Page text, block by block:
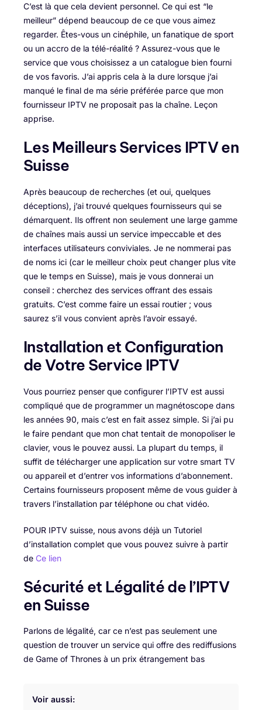
C’est là que cela devient personnel. Ce qui est “le
meilleur” dépend beaucoup de ce que vous aimez
regarder. Êtes-vous un cinéphile, un fanatique de sport
ou un accro de la télé-réalité ? Assurez-vous que le
service que vous choisissez a un catalogue bien fourni
de vos favoris. J’ai appris cela à la dure lorsque j’ai
manqué le final de ma série préférée parce que mon
fournisseur IPTV ne proposait pas la chaîne. Leçon
apprise.
Les Meilleurs Services IPTV en
Suisse
Après beaucoup de recherches (et oui, quelques
déceptions), j’ai trouvé quelques fournisseurs qui se
démarquent. Ils offrent non seulement une large gamme
de chaînes mais aussi un service impeccable et des
interfaces utilisateurs conviviales. Je ne nommerai pas
de noms ici (car le meilleur choix peut changer plus vite
que le temps en Suisse), mais je vous donnerai un
conseil : cherchez des services offrant des essais
gratuits. C’est comme faire un essai routier ; vous
saurez s’il vous convient après l’avoir essayé.
Installation et Configuration
de Votre Service IPTV
Vous pourriez penser que configurer l’IPTV est aussi
compliqué que de programmer un magnétoscope dans
les années 90, mais c’est en fait assez simple. Si j’ai pu
le faire pendant que mon chat tentait de monopoliser le
clavier, vous le pouvez aussi. La plupart du temps, il
suffit de télécharger une application sur votre smart TV
ou appareil et d’entrer vos informations d’abonnement.
Certains fournisseurs proposent même de vous guider à
travers l’installation par téléphone ou chat vidéo.
POUR IPTV suisse, nous avons déjà un Tutoriel
d’installation complet que vous pouvez suivre à partir
de Ce lien
Sécurité et Légalité de l’IPTV
en Suisse
Parlons de légalité, car ce n’est pas seulement une
question de trouver un service qui offre des rediffusions
de Game of Thrones à un prix étrangement bas
Voir aussi: